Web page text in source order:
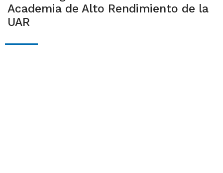
Academia de Alto Rendimiento de la
UAR